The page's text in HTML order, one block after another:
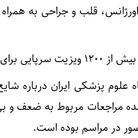
قلب و جراحی به همراه
پزشکی ایران درباره
مراجعات مربوط به ضعف و
در مراسم بوده است.